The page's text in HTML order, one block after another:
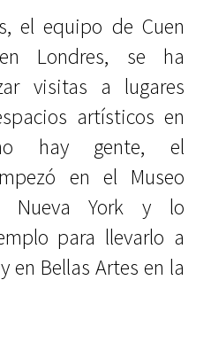
el equipo de Cuen
Londres, se ha
visitas a lugares
artísticos en
hay gente, el
en el Museo
Nueva York y lo
para llevarlo a
en Bellas Artes en la